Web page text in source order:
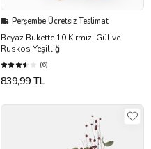
Perşembe Ücretsiz Teslimat
Beyaz Bukette 10 Kırmızı Gül ve
Ruskos Yeşilliği
(6)
839,99 TL